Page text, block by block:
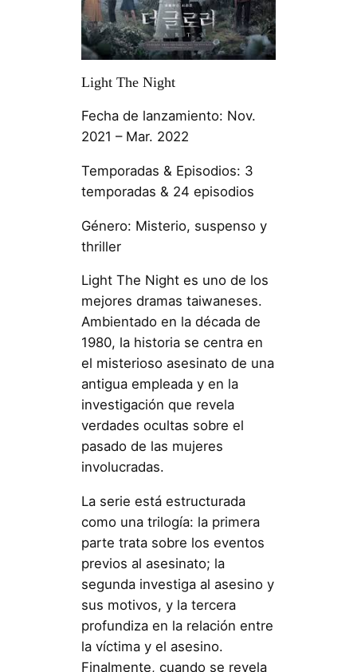
Light The Night
Fecha de lanzamiento: Nov.
2021 – Mar. 2022
Temporadas & Episodios: 3
temporadas & 24 episodios
Género: Misterio, suspenso y
thriller
Light The Night es uno de los
mejores dramas taiwaneses.
Ambientado en la década de
1980, la historia se centra en
el misterioso asesinato de una
antigua empleada y en la
investigación que revela
verdades ocultas sobre el
pasado de las mujeres
involucradas.
La serie está estructurada
como una trilogía: la primera
parte trata sobre los eventos
previos al asesinato; la
segunda investiga al asesino y
sus motivos, y la tercera
profundiza en la relación entre
la víctima y el asesino.
Finalmente, cuando se revela